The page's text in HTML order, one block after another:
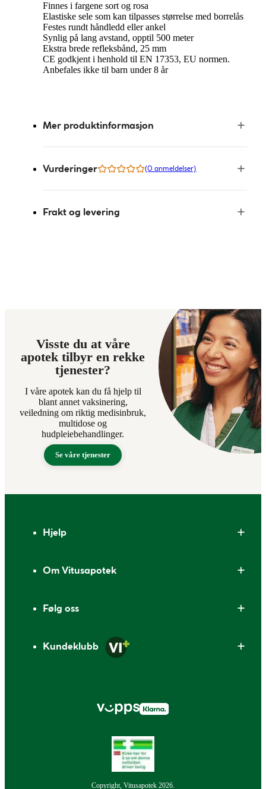
Finnes i fargene sort og rosa
Elastiske sele som kan tilpasses størrelse med borrelås
Festes rundt håndledd eller ankel
Synlig på lang avstand, opptil 500 meter
Ekstra brede refleksbånd, 25 mm
CE godkjent i henhold til EN 17353, EU normen.
Anbefales ikke til barn under 8 år
Mer produktinformasjon
Vurderinger (0 anmeldelser)
Frakt og levering
Visste du at våre
apotek tilbyr en rekke
tjenester?
I våre apotek kan du få hjelp til
blant annet vaksinering,
veiledning om riktig medisinbruk,
multidose og
hudpleiebehandlinger.
Se våre tjenester
Hjelp
Om Vitusapotek
Følg oss
Kundeklubb
Copyright, Vitusapotek 2026.